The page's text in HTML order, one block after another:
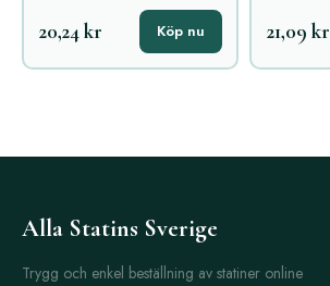
20,24 kr Köp nu 21,09 kr
Alla Statins Sverige
Trygg och enkel beställning av statiner online